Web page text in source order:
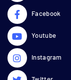
Facebook
Youtube
Instagram